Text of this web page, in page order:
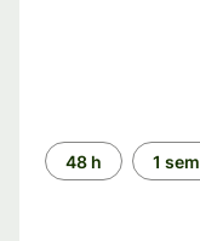
Période
48 h 1